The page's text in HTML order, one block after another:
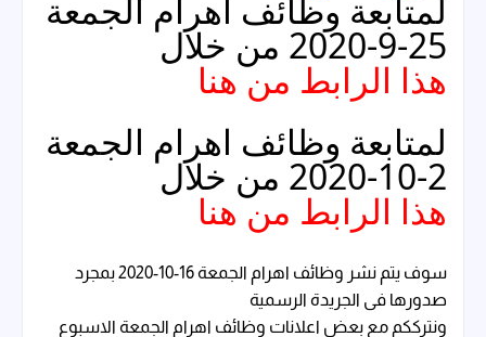
25-9-2020 من خلال
هذا الرابط من هنا
2-10-2020 من خلال
هذا الرابط من هنا
سوف يتم نشر وظائف اهرام الجمعة 16-10-2020 بمجرد
صدورها فى الجريدة الرسمية
ونترككم مع بعض اعلانات وظائف اهرام الجمعة الاسبوع